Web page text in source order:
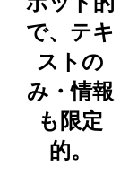
で、テキ
ストの
み・情報
も限定
的。